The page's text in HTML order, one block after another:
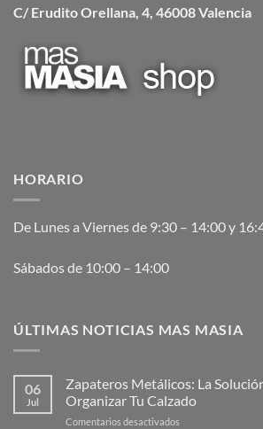
C/ Erudito Orellana, 4, 46008 Valencia
HORARIO
De Lunes a Viernes de 9:30 – 14:00 y
Sábados de 10:00 – 14:00
ÚLTIMAS NOTICIAS MAS MASIA
06
Jul
Zapateros Metálicos: La
Organizar Tu Calzado
Comentarios desactivados